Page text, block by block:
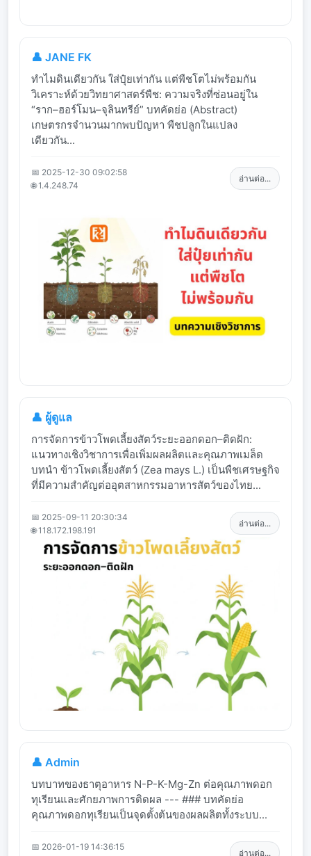
👤 JANE FK
ทำไมดินเดียวกัน ใส่ปุ๋ยเท่ากัน แต่พืชโตไม่พร้อมกัน
วิเคราะห์ด้วยวิทยาศาสตร์พืช: ความจริงที่ซ่อนอยู่ใน
“ราก–ฮอร์โมน–จุลินทรีย์” บทคัดย่อ (Abstract)
เกษตรกรจำนวนมากพบปัญหา พืชปลูกในแปลง
เดียวกัน...
📅 2025-12-30 09:02:58
🌐 1.4.248.74
อ่านต่อ...
👤 ผู้ดูแล
การจัดการข้าวโพดเลี้ยงสัตว์ระยะออกดอก–ติดฝัก:
แนวทางเชิงวิชาการเพื่อเพิ่มผลผลิตและคุณภาพเมล็ด
บทนำ ข้าวโพดเลี้ยงสัตว์ (Zea mays L.) เป็นพืชเศรษฐกิจ
ที่มีความสำคัญต่ออุตสาหกรรมอาหารสัตว์ของไทย...
📅 2025-09-11 20:30:34
🌐 118.172.198.191
อ่านต่อ...
👤 Admin
บทบาทของธาตุอาหาร N-P-K-Mg-Zn ต่อคุณภาพดอก
ทุเรียนและศักยภาพการติดผล --- ### บทคัดย่อ
คุณภาพดอกทุเรียนเป็นจุดตั้งต้นของผลผลิตทั้งระบบ...
📅 2026-01-19 14:36:15
อ่านต่อ...